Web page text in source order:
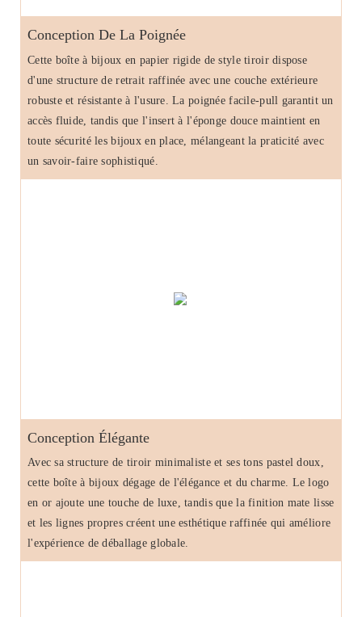
Conception De La Poignée
Cette boîte à bijoux en papier rigide de style tiroir dispose
d'une structure de retrait raffinée avec une couche extérieure
robuste et résistante à l'usure. La poignée facile-pull garantit un
accès fluide, tandis que l'insert à l'éponge douce maintient en
toute sécurité les bijoux en place, mélangeant la praticité avec
un savoir-faire sophistiqué.
Conception Élégante
Avec sa structure de tiroir minimaliste et ses tons pastel doux,
cette boîte à bijoux dégage de l'élégance et du charme. Le logo
en or ajoute une touche de luxe, tandis que la finition mate lisse
et les lignes propres créent une esthétique raffinée qui améliore
l'expérience de déballage globale.